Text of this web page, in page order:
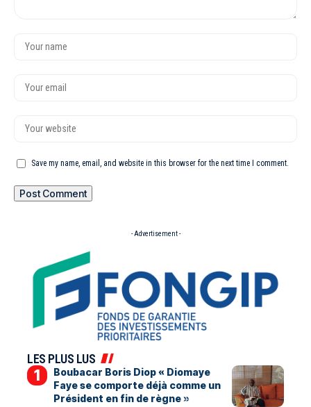
Save my name, email, and website in this browser for the next time I comment.
- Advertisement -
LES PLUS LUS
Boubacar Boris Diop « Diomaye
Faye se comporte déjà comme un
Président en fin de règne »